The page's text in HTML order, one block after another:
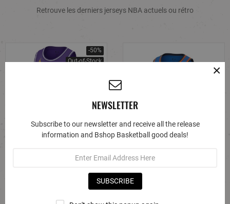
Retrouve les derniers jerseys NBA actuels ou rétro
-50%
Out-of-Stock
MAILLOT NBA JORDAN LEBRON
JAMES LOS ANGELES LAKERS
€52.50
MAILLOT NBA SHAI GILGEOUS
ALEXANDER OKLAHOMA CITY
THUNDER NIKE ICON EDITION
€105.00
×
NEWSLETTER
Subscribe to our newsletter and receive all the release
information and Bshop Basketball good deals!
SUBSCRIBE